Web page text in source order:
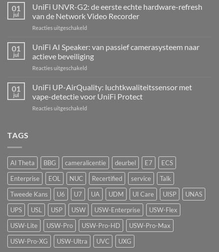
Alarm
Kit:
centrale
voor
inbraaksensoren
01
jul
UniFi UNVR-G2: de eerste echte hardware-refresh
van de Network Video Recorder
Reacties uitgeschakeldvoor
de
eerste
hardware-
refresh
de
01
jul
UniFi AI Speaker: van passief camerasysteem naar
actieve beveiliging
Reacties uitgeschakeldvoor
Speaker:
van
passief
01
jul
UniFi UP-AirQuality: luchtkwaliteitssensor met
vape-detectie voor UniFi Protect
Reacties uitgeschakeldvoor
vape-
detectie
voor
UniFi
Protect
TAGS
AI Theta BBG cameralicentie deurbel E7
ECS
Enterprise
EOL NUC Recertified service
Talk
Tweede Kans
U6 U7 UA UDM UI Care UISP
UNAS
UPS
USL USP USW USW-Enterprise
USW-Flex
USW-Lite
USW-Pro USW-Pro-HD
USW-Pro-Max
USW-Pro-XG
USW-Ultra UVC UXG